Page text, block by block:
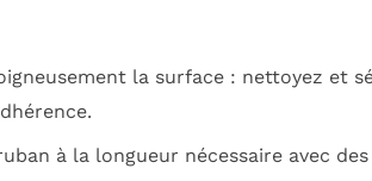
la surface : nettoyez et
à la longueur nécessaire avec